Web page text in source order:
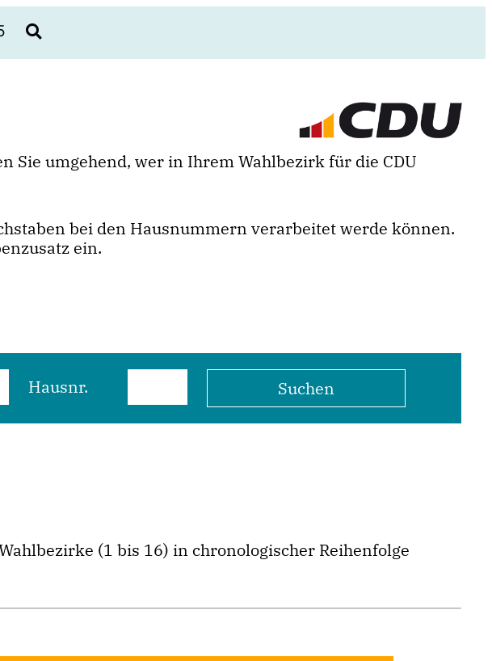
Sie umgehend, wer in Ihrem Wahlbezirk für die CDU
bei den Hausnummern verarbeitet werde können.
ein.
Hausnr.
(1 bis 16) in chronologischer Reihenfolge